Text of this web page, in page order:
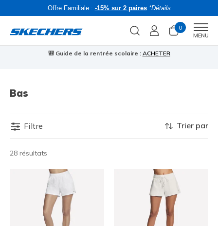
Offre Familiale : -15% sur 2 paires *Détails
0
MENU
🎒 Guide de la rentrée scolaire : ACHETER
Bas
Filtre
28 résultats
Trier par